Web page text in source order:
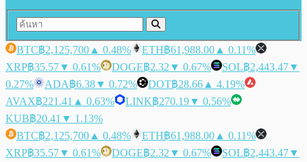
BTC฿2,125,700 ▲ 0.48% ETH฿61,988.00 ▲ 0.11%
XRP฿35.57▼ 0.61% DOGE฿2.32 ▼ 0.67% SOL฿2,443.47▼
0.27%
ADA฿6.38▼ 0.72% DOT฿28.66 ▲ 4.19%
AVAX฿221.41 ▲ 0.63% LINK฿270.19▼ 0.56%
KUB฿20.41 ▼ 1.13%
BTC฿2,125,700 ▲ 0.48% ETH฿61,988.00 ▲ 0.11%
XRP฿35.57▼ 0.61% DOGE฿2.32 ▼ 0.67% SOL฿2,443.47▼